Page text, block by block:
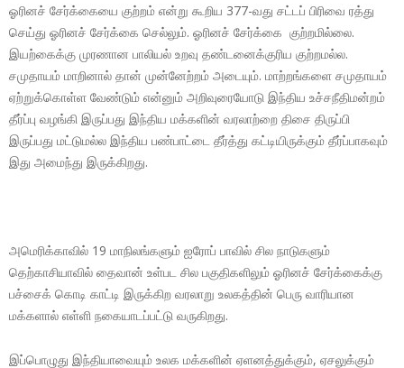
ஓரினச் சேர்க்கையை குற்றம் என்று கூறிய 377-வது சட்டப் பிரிவை ரத்து
செய்து ஓரினச் சேர்க்கை செல்லும். ஓரினச் சேர்க்கை குற்றமில்லை.
இயற்கைக்கு முரணான பாலியல் உறவு தண்டனைக்குரிய குற்றமல்ல.
சமுதாயம் மாறினால் தான் முன்னேற்றம் அடையும். மாற்றங்களை சமுதாயம்
ஏற்றுக்கொள்ள வேண்டும் என்னும் அறிவுரையோடு இந்திய உச்சநீதிமன்றம்
தீர்ப்பு வழங்கி இருப்பது இந்திய மக்களின் வரலாற்றை திசை திருப்பி
இருப்பது மட்டுமல்ல இந்திய பண்பாட்டை தீர்த்து கட்டியிருக்கும் தீர்ப்பாகவும்
இது அமைந்து இருக்கிறது.
அமெரிக்காவில் 19 மாநிலங்களும் ஐரோப் பாவில் சில நாடுகளும்
தெற்காசியாவில் தைவான் உள்பட சில பகுதிகளிலும் ஓரினச் சேர்க்கைக்கு
பச்சைக் கொடி காட்டி இருக்கிற வரலாறு உலகத்தின் பெரு வாரியான
மக்களால் எள்ளி நகையாடப்பட்டு வருகிறது.
இப்பொழுது இந்தியாவையும் உலக மக்களின் ஏளனத்துக்கும், ஏசலுக்கும்